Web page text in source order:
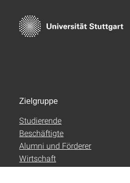
Zielgruppe
Studierende
Beschäftigte
Alumni und Förderer
Wirtschaft